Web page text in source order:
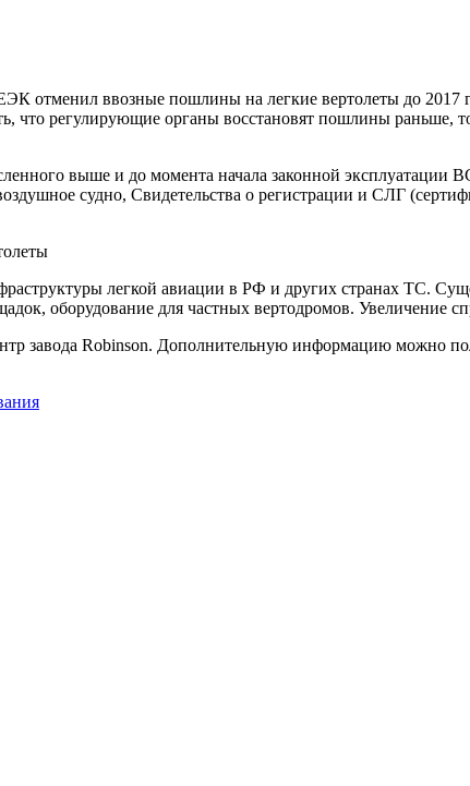
отменил ввозные пошлины на легкие вертолеты до 2017
что регулирующие органы восстановят пошлины раньше,
выше и до момента начала законной эксплуатации
судно, Свидетельства о регистрации и СЛГ
легкой авиации в РФ и других странах ТС.
оборудование для частных вертодромов. Увеличение
завода Robinson. Дополнительную информацию можно